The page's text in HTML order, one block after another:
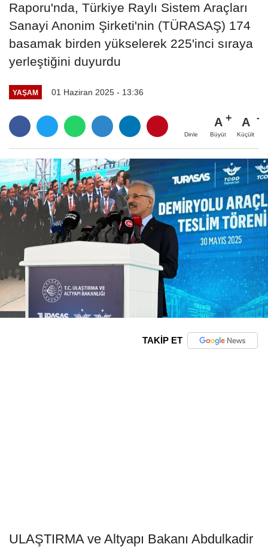
Raporu'nda, Türkiye Raylı Sistem Araçları
Sanayi Anonim Şirketi'nin (TÜRASAŞ) 174
basamak birden yükselerek 225'inci sıraya
yerleştiğini duyurdu
YAŞAM 01 Haziran 2025 - 13:36
Dinle
A
Büyüt
A
Küçült
TAKİP ET
ULAŞTIRMA ve Altyapı Bakanı Abdulkadir